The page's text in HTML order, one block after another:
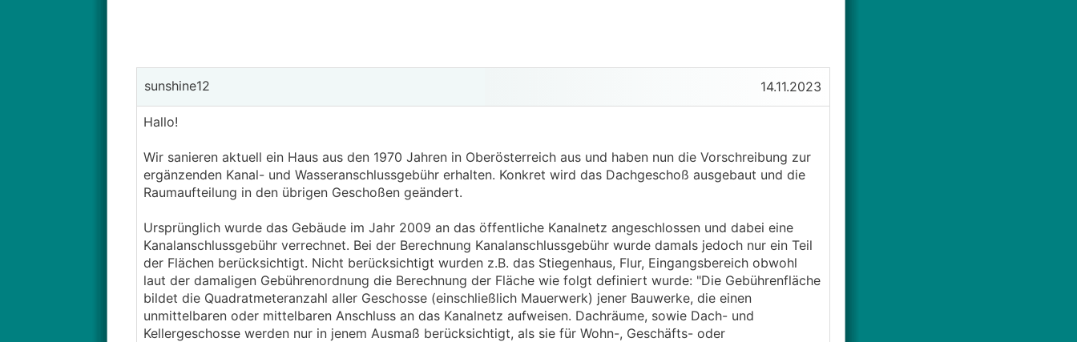
sunshine12 14.11.2023
Hallo!
Wir sanieren aktuell ein Haus aus den 1970 Jahren in Oberösterreich aus und haben nun die Vorschreibung zur
ergänzenden Kanal- und Wasseranschlussgebühr erhalten. Konkret wird das Dachgeschoß ausgebaut und die
Raumaufteilung in den übrigen Geschoßen geändert.
Ursprünglich wurde das Gebäude im Jahr 2009 an das öffentliche Kanalnetz angeschlossen und dabei eine
Kanalanschlussgebühr verrechnet. Bei der Berechnung Kanalanschlussgebühr wurde damals jedoch nur ein Teil
der Flächen berücksichtigt. Nicht berücksichtigt wurden z.B. das Stiegenhaus, Flur, Eingangsbereich obwohl
laut der damaligen Gebührenordnung die Berechnung der Fläche wie folgt definiert wurde: "Die Gebührenfläche
bildet die Quadratmeteranzahl aller Geschosse (einschließlich Mauerwerk) jener Bauwerke, die einen
unmittelbaren oder mittelbaren Anschluss an das Kanalnetz aufweisen. Dachräume, sowie Dach- und
Kellergeschosse werden nur in jenem Ausmaß berücksichtigt, als sie für Wohn-, Geschäfts- oder